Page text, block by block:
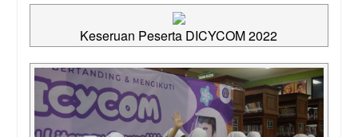
Keseruan Peserta DICYCOM 2022